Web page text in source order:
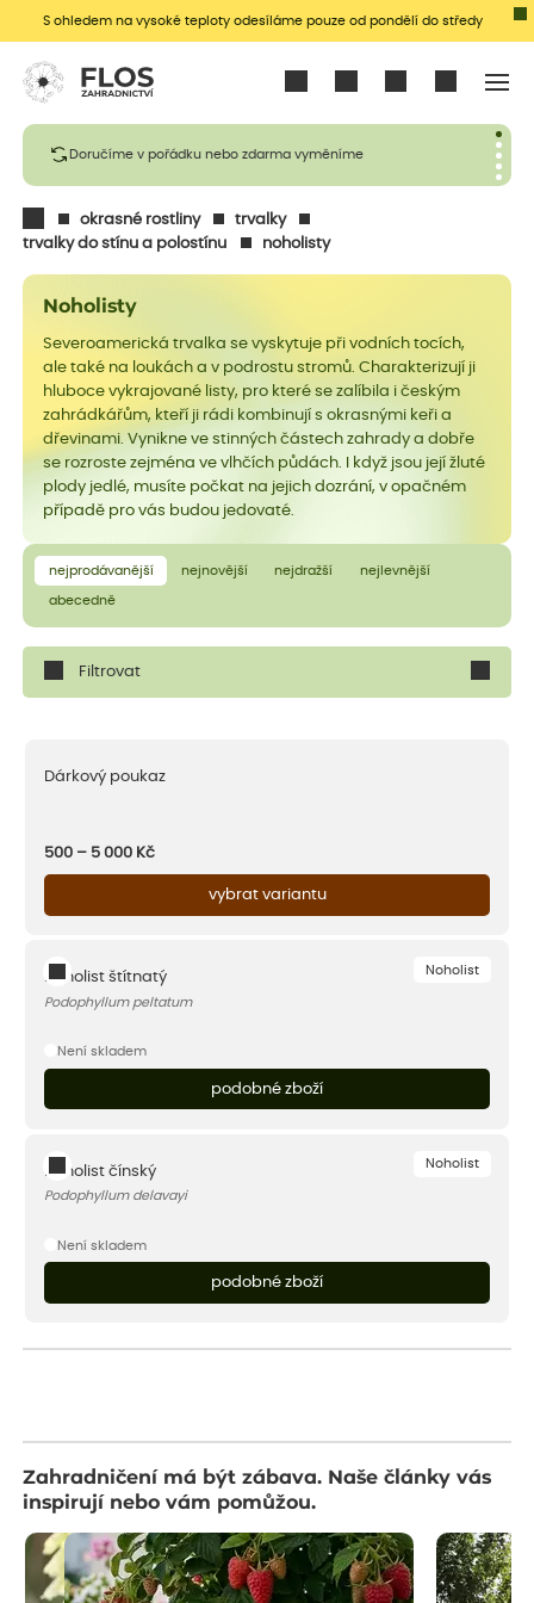
S ohledem na vysoké teploty odesíláme pouze od pondělí do středy
Doručíme v pořádku nebo zdarma vyměníme
okrasné rostliny
trvalky
trvalky do stínu a polostínu
noholisty
Noholisty
Severoamerická trvalka se vyskytuje při vodních tocích,
ale také na loukách a v podrostu stromů. Charakterizují ji
hluboce vykrajované listy, pro které se zalíbila i českým
zahrádkářům, kteří ji rádi kombinují s okrasnými keři a
dřevinami. Vynikne ve stinných částech zahrady a dobře
se rozroste zejména ve vlhčích půdách. I když jsou její žluté
plody jedlé, musíte počkat na jejich dozrání, v opačném
případě pro vás budou jedovaté.
nejprodávanější nejnovější nejdražší nejlevnější
abecedně
Filtrovat
Dárkový poukaz
500 – 5 000 Kč
vybrat variantu
Noholist
Noholist štítnatý
Podophyllum peltatum
Není skladem
podobné zboží
Noholist
Noholist čínský
Podophyllum delavayi
Není skladem
podobné zboží
Zahradničení má být zábava. Naše články vás
inspirují nebo vám pomůžou.